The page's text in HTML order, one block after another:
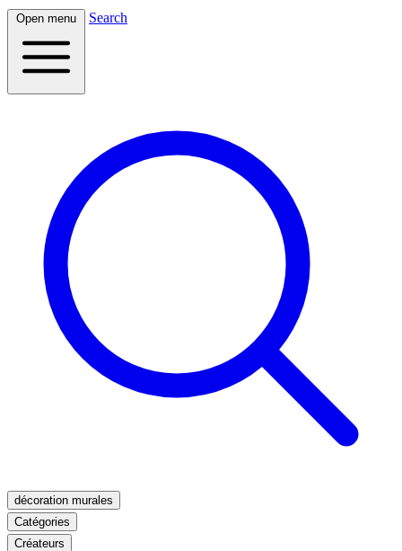
Open menu Search
décoration murales
Catégories
Créateurs